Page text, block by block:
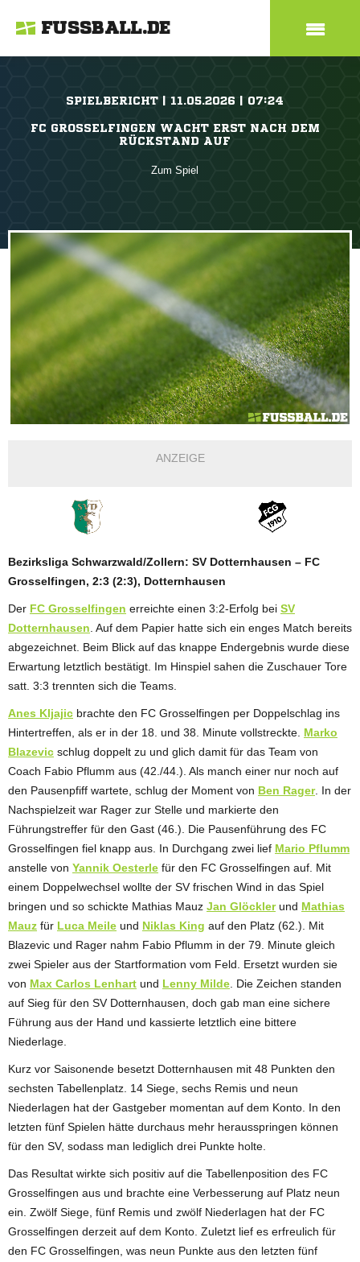
FUSSBALL.DE
SPIELBERICHT | 11.05.2026 | 07:24
FC GROSSELFINGEN WACHT ERST NACH DEM
RÜCKSTAND AUF
Zum Spiel
ANZEIGE
Bezirksliga Schwarzwald/Zollern: SV Dotternhausen – FC
Grosselfingen, 2:3 (2:3), Dotternhausen
Der FC Grosselfingen erreichte einen 3:2-Erfolg bei SV
Dotternhausen . Auf dem Papier hatte sich ein enges Match bereits
abgezeichnet. Beim Blick auf das knappe Endergebnis wurde diese
Erwartung letztlich bestätigt. Im Hinspiel sahen die Zuschauer Tore
satt. 3:3 trennten sich die Teams.
Anes Kljajic brachte den FC Grosselfingen per Doppelschlag ins
Hintertreffen, als er in der 18. und 38. Minute vollstreckte. Marko
Blazevic schlug doppelt zu und glich damit für das Team von
Coach Fabio Pflumm aus (42./44.). Als manch einer nur noch auf
den Pausenpfiff wartete, schlug der Moment von Ben Rager. In der
Nachspielzeit war Rager zur Stelle und markierte den
Führungstreffer für den Gast (46.). Die Pausenführung des FC
Grosselfingen fiel knapp aus. In Durchgang zwei lief Mario Pflumm
anstelle von Yannik Oesterle für den FC Grosselfingen auf. Mit
einem Doppelwechsel wollte der SV frischen Wind in das Spiel
bringen und so schickte Mathias Mauz Jan Glöcklerund Mathias
Mauz für Luca Meile und Niklas King auf den Platz (62.). Mit
Blazevic und Rager nahm Fabio Pflumm in der 79. Minute gleich
zwei Spieler aus der Startformation vom Feld. Ersetzt wurden sie
von Max Carlos Lenhart und Lenny Milde . Die Zeichen standen
auf Sieg für den SV Dotternhausen, doch gab man eine sichere
Führung aus der Hand und kassierte letztlich eine bittere
Niederlage.
Kurz vor Saisonende besetzt Dotternhausen mit 48 Punkten den
sechsten Tabellenplatz. 14 Siege, sechs Remis und neun
Niederlagen hat der Gastgeber momentan auf dem Konto. In den
letzten fünf Spielen hätte durchaus mehr herausspringen können
für den SV, sodass man lediglich drei Punkte holte.
Das Resultat wirkte sich positiv auf die Tabellenposition des FC
Grosselfingen aus und brachte eine Verbesserung auf Platz neun
ein. Zwölf Siege, fünf Remis und zwölf Niederlagen hat der FC
Grosselfingen derzeit auf dem Konto. Zuletzt lief es erfreulich für
den FC Grosselfingen, was neun Punkte aus den letzten fünf